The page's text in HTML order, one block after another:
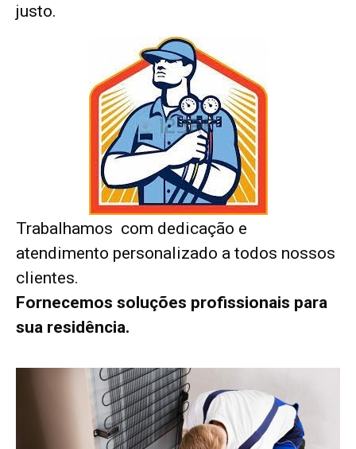
justo.
Trabalhamos com dedicação e
atendimento personalizado a todos nossos
clientes.
Fornecemos soluções profissionais para
sua residência.